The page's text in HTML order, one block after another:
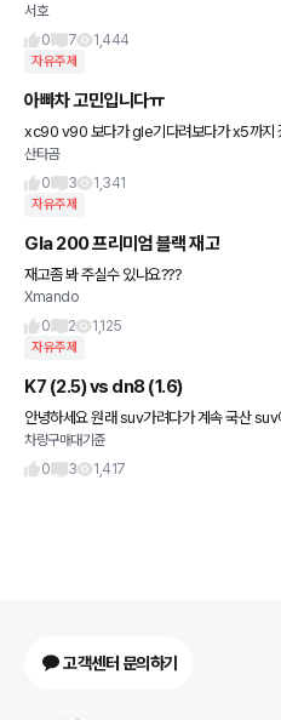
서호
0
7 1,444
자유주제
아빠차 고민입니다ㅠ
xc90 v90 보다가 gle기다려보다가 x5까지 갔다가
러가 q7도 괜찮다며 시승차를 가져왔는데 괜찮더라구요 ㅠㅠ 자율주행빠진것만 아니면
q7인것같은데 예
산타곰
0
3 1,341
자유주제
Gla 200 프리미엄 블랙 재고
재고좀 봐 주실수 있나요???
Xmando
0
2 1,125
자유주제
K7 (2.5) vs dn8 (1.6)
안녕하세요 원래 suv가려다가 계속 국산
로 돌아왔네요... 아이는 없구요 결혼은 내년 5월에 합니당 현재 가지고 있는 금액이 350
0이라 K7 프
차량구매대기쥰
0
3 1,417
고객센터 문의하기